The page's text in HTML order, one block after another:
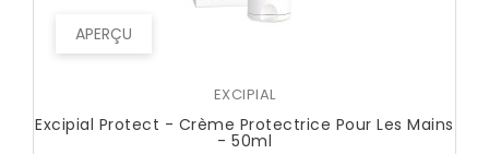
APERÇU
EXCIPIAL
Excipial Protect - Crème Protectrice Pour Les Mains
- 50ml